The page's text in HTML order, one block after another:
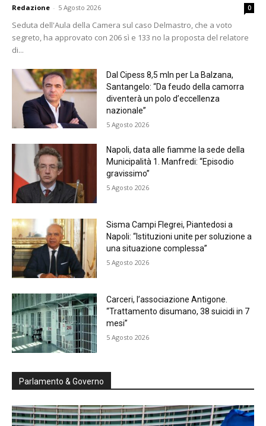
Redazione - 5 Agosto 2026 0
Seduta dell'Aula della Camera sul caso Delmastro, che a voto
segreto, ha approvato con 206 sì e 133 no la proposta del relatore
di...
Dal Cipess 8,5 mln per La Balzana,
Santangelo: “Da feudo della camorra
diventerà un polo d’eccellenza
nazionale”
5 Agosto 2026
Napoli, data alle fiamme la sede della
Municipalità 1. Manfredi: “Episodio
gravissimo”
5 Agosto 2026
Sisma Campi Flegrei, Piantedosi a
Napoli: “Istituzioni unite per soluzione a
una situazione complessa”
5 Agosto 2026
Carceri, l’associazione Antigone.
“Trattamento disumano, 38 suicidi in 7
mesi”
5 Agosto 2026
Parlamento & Governo